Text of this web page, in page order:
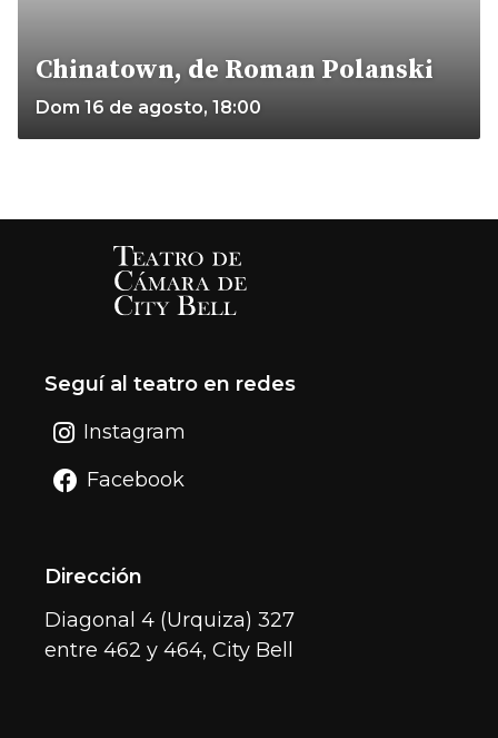
Chinatown, de Roman Polanski
Dom 16 de agosto, 18:00
Seguí al teatro en redes
Instagram
Facebook
Dirección
Diagonal 4 (Urquiza) 327
entre 462 y 464, City Bell